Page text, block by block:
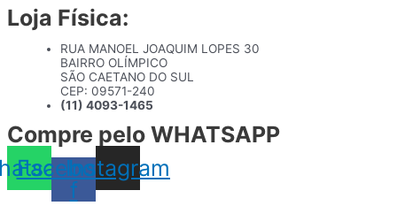
Ir
para
conteúdo
Loja Física:
RUA MANOEL JOAQUIM LOPES 30
BAIRRO OLÍMPICO
SÃO CAETANO DO SUL
CEP: 09571-240
(11) 4093-1465
Compre pelo WHATSAPP
Facebook-
f
Instagram